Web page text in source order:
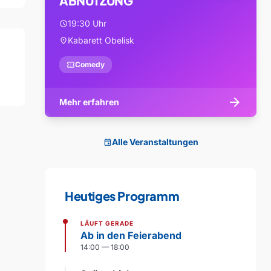
schedule19:30 Uhr
location_onKabarett Obelisk
confirmation_numberComedy
Mehr erfahren arrow_forward
eventAlle Veranstaltungen
Heutiges Programm
LÄUFT GERADE
Ab in den Feierabend
14:00 — 18:00